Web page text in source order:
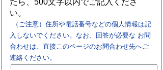
い。
（ご注意）住所や電話番号などの個人情報は記
入しないでください。なお、回答が必要な お問
合わせは、直接このページのお問合わせ先へご
連絡ください。